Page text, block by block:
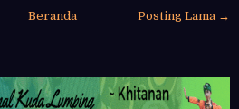
Posting Lama →
Beranda